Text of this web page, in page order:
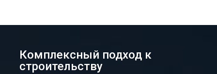
Комплексный подход к
строительству